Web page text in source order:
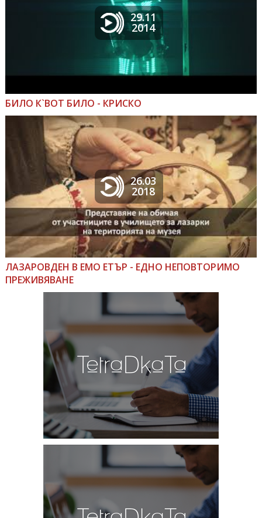
29.11
2014
БИЛО К`ВОТ БИЛО - КРИСКО
26.03
2018
ЛАЗАРОВДЕН В ЕМО ЕТЪР - ЕДНО НЕПОВТОРИМО
ПРЕЖИВЯВАНЕ